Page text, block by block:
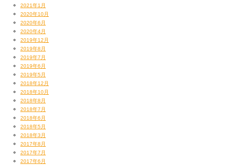
2021年1月
2020年10月
2020年6月
2020年4月
2019年12月
2019年8月
2019年7月
2019年6月
2019年5月
2018年12月
2018年10月
2018年8月
2018年7月
2018年6月
2018年5月
2018年3月
2017年8月
2017年7月
2017年6月